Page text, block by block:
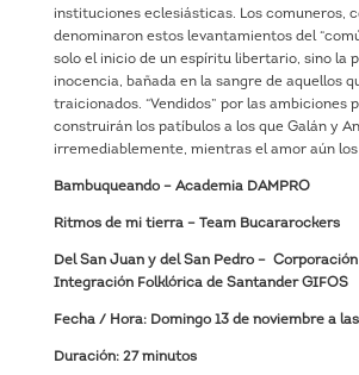
instituciones eclesiásticas. Los comuneros,
denominaron estos levantamientos del
solo el inicio de un espíritu libertario, sino la
inocencia, bañada en la sangre de aquellos
traicionados. “Vendidos” por las ambiciones
construirán los patíbulos a los que Galán y
irremediablemente, mientras el amor aún
Bambuqueando – Academia DAMPRO
Ritmos de mi tierra – Team Bucararockers
Del San Juan y del San Pedro –
Integración Folklórica de Santander GIFOS
Fecha / Hora: Domingo 13 de noviembre a
Duración: 27 minutos